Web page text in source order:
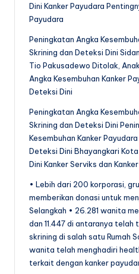
Dini Kanker Payudara
Payudara
Peningkatan Angka
Skrining dan Deteksi Dini
Tio Pakusadewo Ditolak,
Angka Kesembuhan Kanker
Deteksi Dini
Peningkatan Angka
Skrining dan Deteksi Dini
Kesembuhan Kanker
Deteksi Dini Bhayangkari
Dini Kanker Serviks dan
• Lebih dari 200 korporasi,
memberikan donasi untuk
Selangkah • 26.281 wanita
dan 11.447 di antaranya
skrining di salah satu Rumah
wanita telah menghadiri
terkait dengan kanker